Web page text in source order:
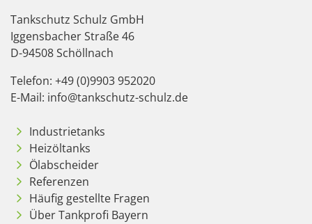
Tankschutz Schulz GmbH
Iggensbacher Straße 46
D-94508 Schöllnach
Telefon: +49 (0)9903 952020
E-Mail: info@tankschutz-schulz.de
Industrietanks
Heizöltanks
Ölabscheider
Referenzen
Häufig gestellte Fragen
Über Tankprofi Bayern